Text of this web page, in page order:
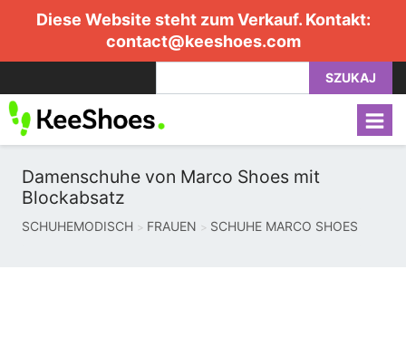
Diese Website steht zum Verkauf. Kontakt:
contact@keeshoes.com
SZUKAJ
Damenschuhe von Marco Shoes mit
Blockabsatz
SCHUHEMODISCH FRAUEN SCHUHE MARCO SHOES